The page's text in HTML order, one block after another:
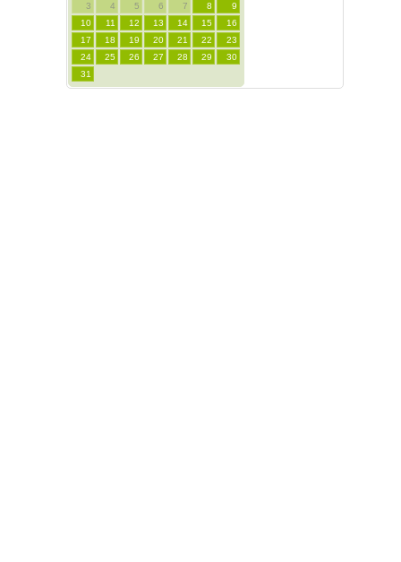
3
4 5 6 7 8
9
10
11 12 13 14 15
16
17
18 19 20 21 22
23
24
25 26 27 28 29
30
31